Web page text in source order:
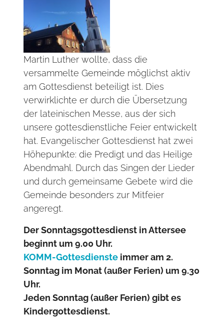
Martin Luther wollte, dass die
versammelte Gemeinde möglichst aktiv
am Gottesdienst beteiligt ist. Dies
verwirklichte er durch die Übersetzung
der lateinischen Messe, aus der sich
unsere gottesdienstliche Feier entwickelt
hat. Evangelischer Gottesdienst hat zwei
Höhepunkte: die Predigt und das Heilige
Abendmahl. Durch das Singen der Lieder
und durch gemeinsame Gebete wird die
Gemeinde besonders zur Mitfeier
angeregt.
Der Sonntagsgottesdienst in Attersee
beginnt um 9.00 Uhr.
KOMM-Gottesdienste immer am 2.
Sonntag im Monat (außer Ferien) um 9.30
Uhr.
Jeden Sonntag (außer Ferien) gibt es
Kindergottesdienst.